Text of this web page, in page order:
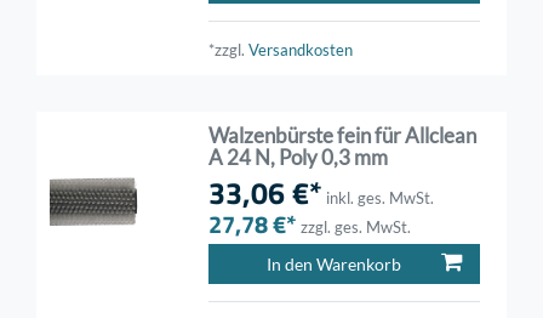
*zzgl.Versandkosten
Walzenbürste fein für Allclean
A 24 N, Poly 0,3 mm
33,06 €* inkl. ges. MwSt.
27,78 €* zzgl. ges. MwSt.
In den Warenkorb